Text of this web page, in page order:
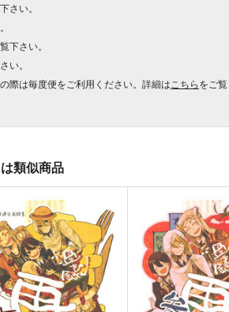
さい。
下さい。
い。
際は毎度便をご利用ください。詳細は こちらをご覧
類似商品